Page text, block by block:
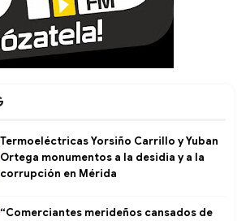
Termoeléctricas Yorsiño Carrillo y Yuban
Ortega monumentos a la desidia y a la
corrupción en Mérida
“Comerciantes merideños cansados de